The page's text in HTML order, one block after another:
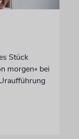
Stück
morgen« bei